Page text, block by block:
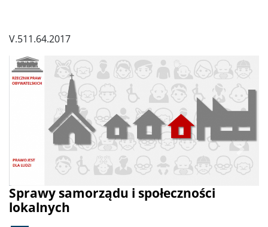
V.511.64.2017
Sprawy samorządu i społeczności
lokalnych
Poprzednie Dalej